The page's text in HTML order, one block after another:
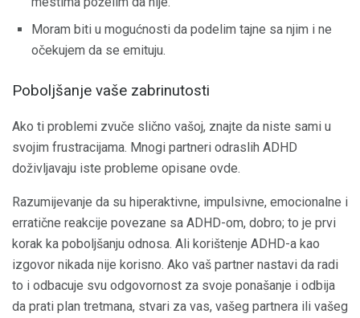
Moram biti u mogućnosti da podelim tajne sa njim i ne
očekujem da se emituju.
Poboljšanje vaše zabrinutosti
Ako ti problemi zvuče slično vašoj, znajte da niste sami u
svojim frustracijama. Mnogi partneri odraslih ADHD
doživljavaju iste probleme opisane ovde.
Razumijevanje da su hiperaktivne, impulsivne, emocionalne i
erratične reakcije povezane sa ADHD-om, dobro; to je prvi
korak ka poboljšanju odnosa. Ali korištenje ADHD-a kao
izgovor nikada nije korisno. Ako vaš partner nastavi da radi
to i odbacuje svu odgovornost za svoje ponašanje i odbija
da prati plan tretmana, stvari za vas, vašeg partnera ili vašeg